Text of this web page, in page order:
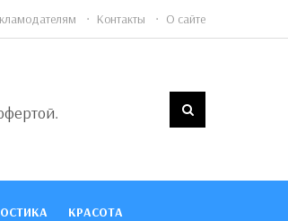
Контакты О сайте
КРАСОТА